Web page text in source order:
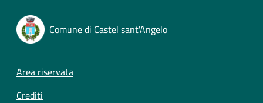
Comune di Castel sant'Angelo
Footer menu
Area riservata
Crediti